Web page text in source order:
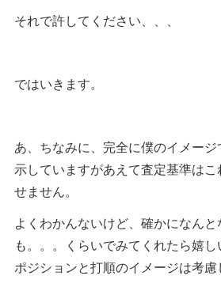
それで許してください、、、
ではいきます。
あ、ちなみに、完全に僕のイメー
示していますがあえて査定基準は
せません。
よくわかんないけど、確かになん
も。。。くらいでみてくれたら嬉
ポジションと打順のイメージは考慮